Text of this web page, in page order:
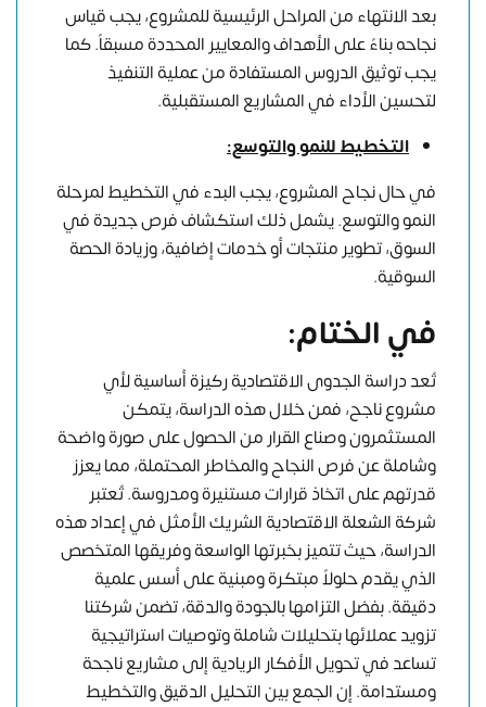
بعد الانتهاء من المراحل الرئيسية للمشروع، يجب قياس
نجاحه بناءً على الأهداف والمعايير المحددة مسبقاً. كما
يجب توثيق الدروس المستفادة من عملية التنفيذ
لتحسين الأداء في المشاريع المستقبلية.
التخطيط للنمو والتوسع:
في حال نجاح المشروع، يجب البدء في التخطيط لمرحلة
النمو والتوسع. يشمل ذلك استكشاف فرص جديدة في
السوق، تطوير منتجات أو خدمات إضافية، وزيادة الحصة
السوقية.
في الختام:
تُعد دراسة الجدوى الاقتصادية ركيزة أساسية لأي
مشروع ناجح، فمن خلال هذه الدراسة، يتمكن
المستثمرون وصناع القرار من الحصول على صورة واضحة
وشاملة عن فرص النجاح والمخاطر المحتملة، مما يعزز
قدرتهم على اتخاذ قرارات مستنيرة ومدروسة. تُعتبر
شركة الشعلة الاقتصادية الشريك الأمثل في إعداد هذه
الدراسة، حيث تتميز بخبرتها الواسعة وفريقها المتخصص
الذي يقدم حلولاً مبتكرة ومبنية على أسس علمية
دقيقة. بفضل التزامها بالجودة والدقة، تضمن شركتنا
تزويد عملائها بتحليلات شاملة وتوصيات استراتيجية
تساعد في تحويل الأفكار الريادية إلى مشاريع ناجحة
ومستدامة. إن الجمع بين التحليل الدقيق والتخطيط